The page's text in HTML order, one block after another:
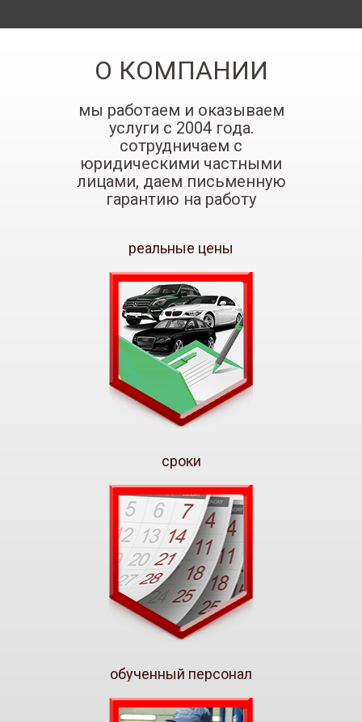
О КОМПАНИИ
мы работаем и оказываем
услуги с 2004 года.
сотрудничаем с
юридическими частными
лицами, даем письменную
гарантию на работу
реальные цены
сроки
обученный персонал